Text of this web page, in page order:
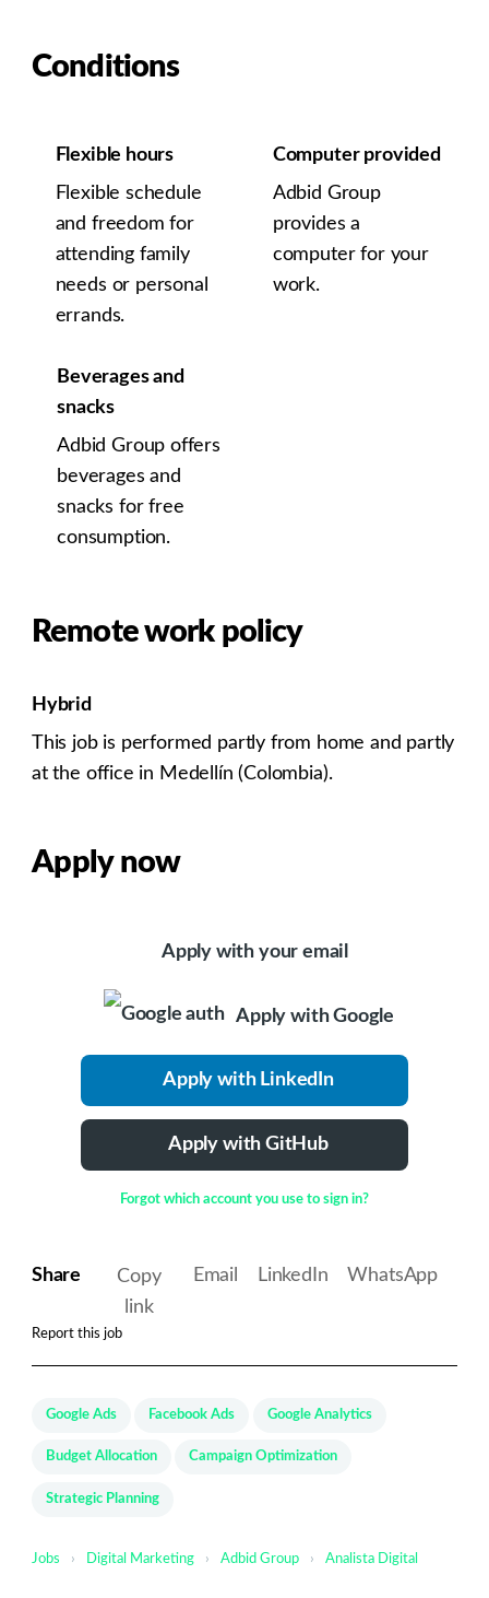
Conditions
Flexible hours
Flexible schedule
and freedom for
attending family
needs or personal
errands.
Computer provided
Adbid Group
provides a
computer for your
work.
Beverages and
snacks
Adbid Group offers
beverages and
snacks for free
consumption.
Remote work policy
Hybrid
This job is performed partly from home and partly
at the office in Medellín (Colombia).
Apply now
Apply with your email
Apply with Google
Apply with LinkedIn
Apply with GitHub
Forgot which account you use to sign in?
Share
Copy
link
Email LinkedIn WhatsApp
Report this job
Google Ads Facebook Ads Google Analytics
Budget Allocation Campaign Optimization
Strategic Planning
Jobs › Digital Marketing › Adbid Group › Analista Digital